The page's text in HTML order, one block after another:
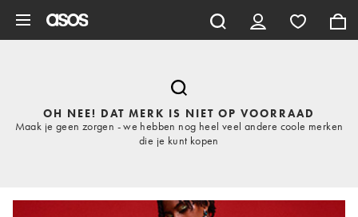
OH NEE! DAT MERK IS NIET OP VOORRAAD
Maak je geen zorgen - we hebben nog heel veel andere coole merken
die je kunt kopen